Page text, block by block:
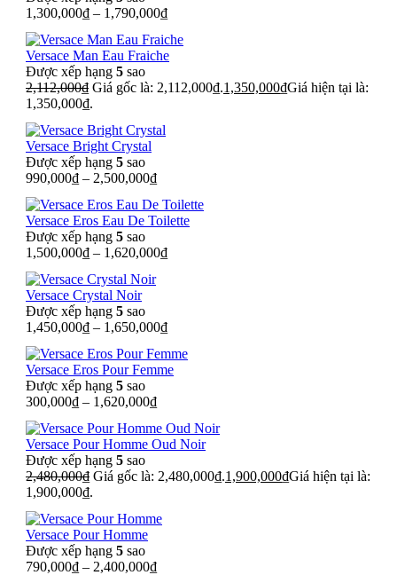
1,300,000₫ – 1,790,000₫
Versace Man Eau Fraiche
Được xếp hạng 5 sao
2,112,000₫ Giá gốc là: 2,112,000₫.1,350,000₫Giá hiện tại là:
1,350,000₫.
Versace Bright Crystal
Được xếp hạng 5 sao
990,000₫ – 2,500,000₫
Versace Eros Eau De Toilette
Được xếp hạng 5 sao
1,500,000₫ – 1,620,000₫
Versace Crystal Noir
Được xếp hạng 5 sao
1,450,000₫ – 1,650,000₫
Versace Eros Pour Femme
Được xếp hạng 5 sao
300,000₫ – 1,620,000₫
Versace Pour Homme Oud Noir
Được xếp hạng 5 sao
2,480,000₫ Giá gốc là: 2,480,000₫.1,900,000₫Giá hiện tại là:
1,900,000₫.
Versace Pour Homme
Được xếp hạng 5 sao
790,000₫ – 2,400,000₫